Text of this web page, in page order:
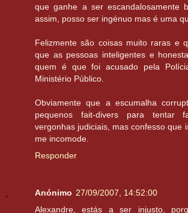
que ganhe a ser escandalosamente
assim, posso ser ingénuo mas é uma
Felizmente são coisas muito raras e
que as pessoas inteligentes e
quem é que foi acusado pela
Ministério Público.
Obviamente que a escumalha
pequenos fait-divers para tentar
vergonhas judiciais, mas confesso que
me incomode.
Responder
Anónimo 27/09/2007, 14:52:00
Alexandre, estás a ser injusto,